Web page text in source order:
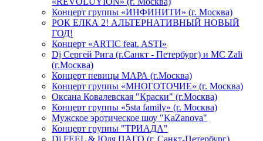
Концерт группы «ИНФИНИТИ» (г. Москва)
РОК ЕЛКА 2! АЛЬТЕРНАТИВНЫЙ НОВЫЙ
ГОД!
Концерт «ARTIC feat. ASTI»
Dj Сергей Рига (г.Санкт - Петербург) и MC Zali
(г.Москва)
Концерт певицы МАРА (г.Москва)
Концерт группы «МНОГОТОЧИЕ» (г. Москва)
Оксана Ковалевская "Краски" (г.Москва)
Концерт группы «5sta family» (г. Москва)
Мужское эротическое шоу "KaZanova"
Концерт группы "ТРИАДА"
Dj FEEL & Юля ПАГО (г. Санкт-Петербург)